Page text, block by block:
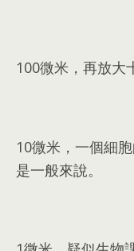
100微米 ， 再放大
10微米 ， 一個細
是一般來說。